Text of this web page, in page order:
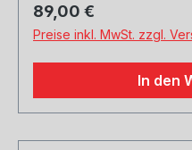
Regulärer Preis:
89,00 €
Preise inkl. MwSt. zzgl.
In den